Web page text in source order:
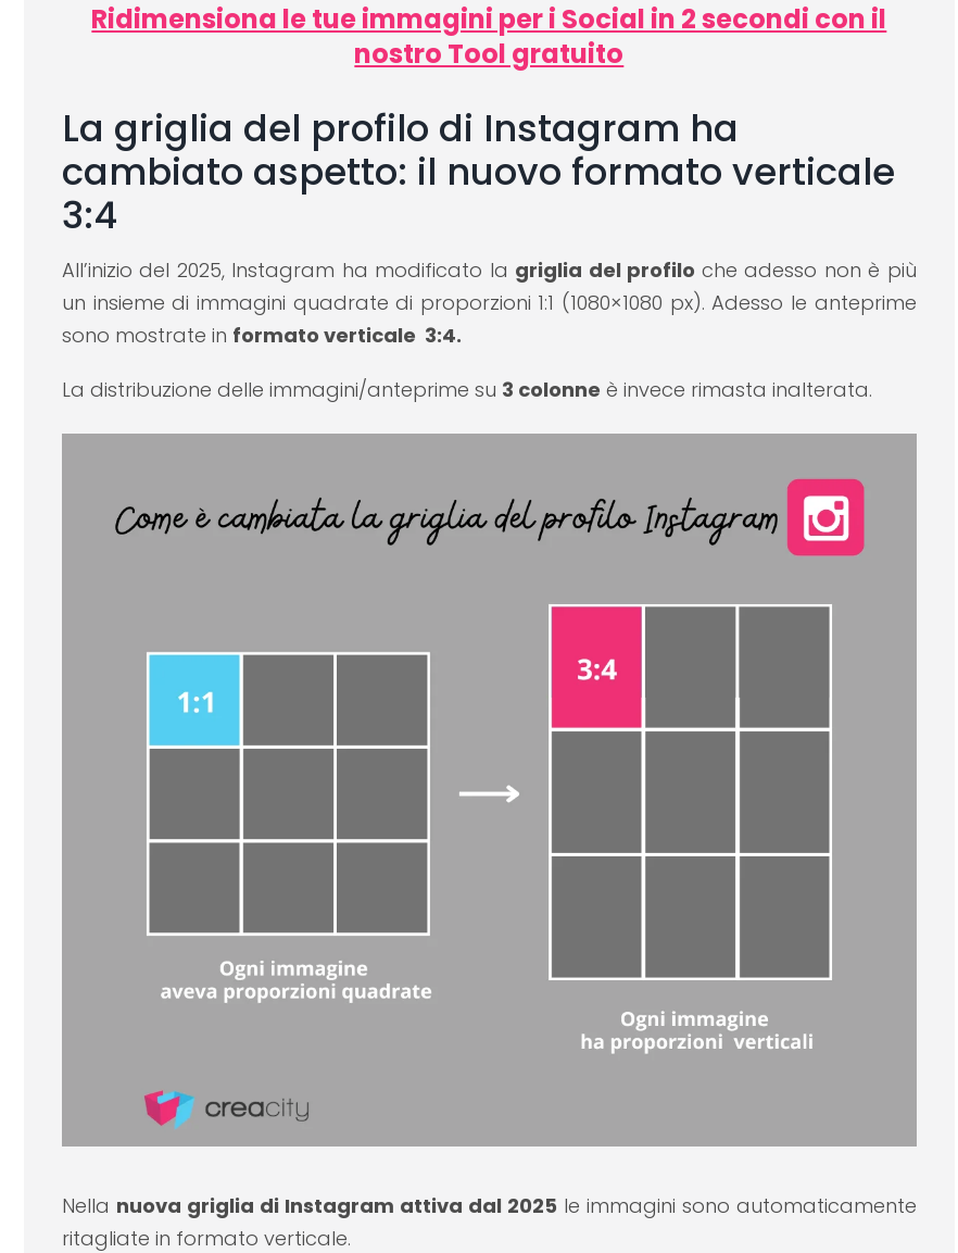
Ridimensiona le tue immagini per i Social in 2 secondi con il
nostro Tool gratuito
La griglia del profilo di Instagram ha
cambiato aspetto: il nuovo formato verticale
3:4
All’inizio del 2025, Instagram ha modificato la griglia del profilo che adesso non è più
un insieme di immagini quadrate di proporzioni 1:1 (1080×1080 px). Adesso le anteprime
sono mostrate in formato verticale 3:4.
La distribuzione delle immagini/anteprime su 3 colonne è invece rimasta inalterata.
Nella nuova griglia di Instagram attiva dal 2025 le immagini sono automaticamente
ritagliate in formato verticale.